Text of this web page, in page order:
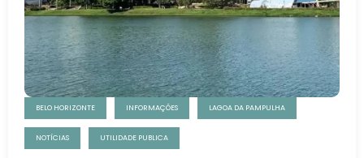
BELO HORIZONTE INFORMAÇÕES LAGOA DA PAMPULHA
NOTÍCIAS UTILIDADE PUBLICA